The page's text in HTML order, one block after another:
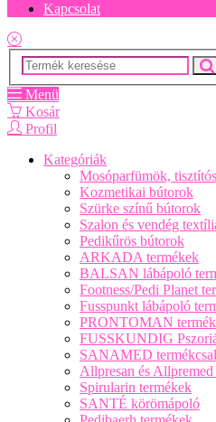
Kapcsolat
Menü
Kosár
Profil
Kategóriák
Mosóparfümök,
Kozmetikai bútorok
Szürke színű bútorok
Szalon és vendég
Pedikűrös bútorok
ARKADA termékek
BALSAN lábápoló
Footness/Pedi Planet
Fusspunkt lábápoló
PRONTOMAN
FUSSKUNDIG
SANAMED
Allpresan és Allpremed
Spirularin termékek
SANTÉ körömápoló